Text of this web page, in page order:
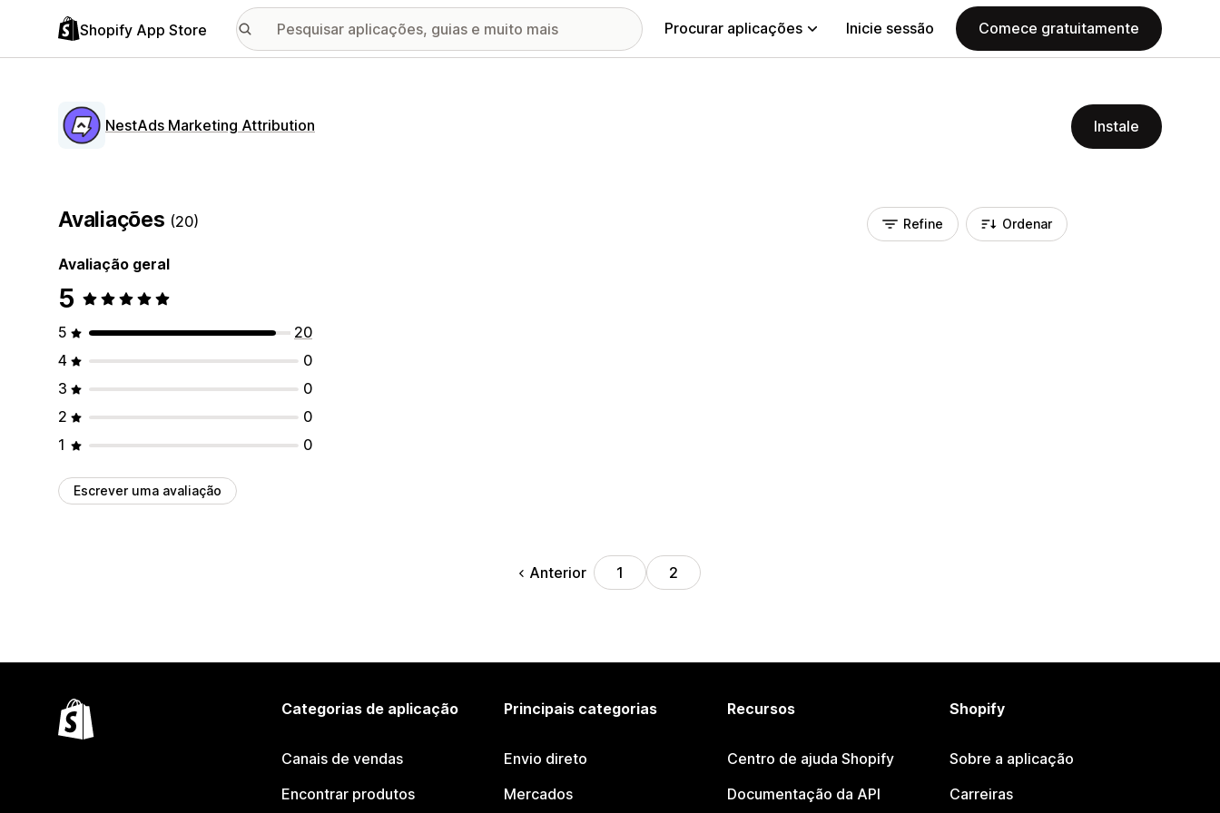
Shopify App Store Procurar aplicações Inicie sessão Comece gratuitamente
NestAds Marketing Attribution Instale
Avaliações (20)
Avaliação geral
5
5
20
4
0
3
0
2
0
1
0
Escrever uma avaliação
Refine Ordenar
Anterior 1 2
Categorias de aplicação
Canais de vendas
Encontrar produtos
Principais categorias
Envio direto
Mercados
Recursos
Centro de ajuda Shopify
Documentação da API
Shopify
Sobre a aplicação
Carreiras